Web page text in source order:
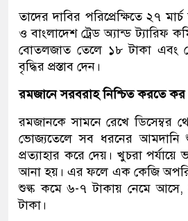
তাদের দাবির পরিপ্রেক্ষিতে ২৭ মার্চ
ও বাংলাদেশ ট্রেড অ্যান্ড ট্যারিফ
বোতলজাত তেলে ১৮ টাকা এবং
বৃদ্ধির প্রস্তাব দেন।
রমজানে সরবরাহ নিশ্চিত করতে
রমজানকে সামনে রেখে ডিসেম্বর
ভোজ্যতেলে সব ধরনের আমদানি
প্রত্যাহার করে দেয়। খুচরা পর্যায়ে
আনা হয়। এর ফলে এক কেজি
শুল্ক কমে ৬-৭ টাকায় নেমে
টাকা।